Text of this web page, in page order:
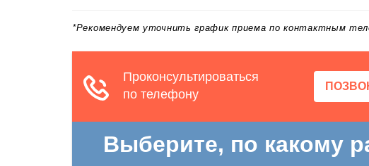
*Рекомендуем уточнить график приема по контактным